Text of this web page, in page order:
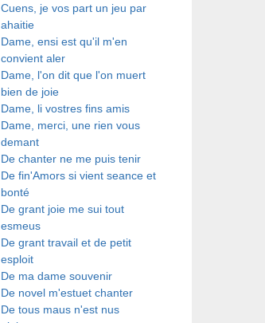
Cuens, je vos part un jeu par
ahaitie
Dame, ensi est qu'il m'en
convient aler
Dame, l'on dit que l'on muert
bien de joie
Dame, li vostres fins amis
Dame, merci, une rien vous
demant
De chanter ne me puis tenir
De fin'Amors si vient seance et
bonté
De grant joie me sui tout
esmeus
De grant travail et de petit
esploit
De ma dame souvenir
De novel m'estuet chanter
De tous maus n'est nus